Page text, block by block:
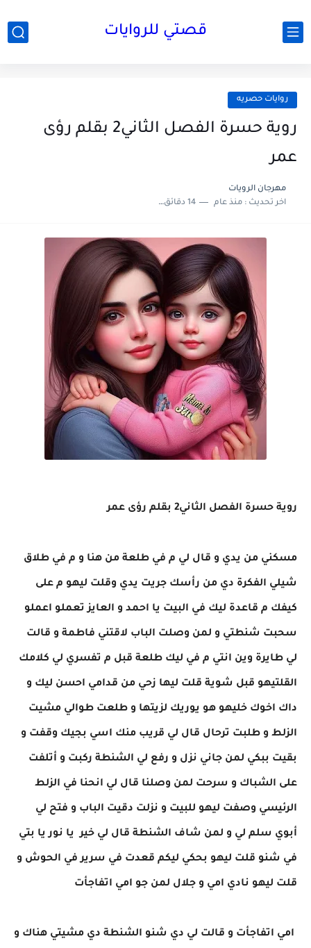
قصتي للروايات
روايات حصريه
روية حسرة الفصل الثاني2 بقلم رؤى
عمر
مهرجان الرويات
اخر تحديث :منذ عام 14 دقائق للقراءة
روية حسرة الفصل الثاني2 بقلم رؤى عمر
مسكني من يدي و قال لي م في طلعة من هنا و م في طلاق
شيلي الفكرة دي من رأسك جريت يدي وقلت ليهو م على
كيفك م قاعدة ليك في البيت يا احمد و العايز تعملو اعملو
سحبت شنطتي و لمن وصلت الباب لاقتني فاطمة و قالت
لي طايرة وين انتي م في ليك طلعة قبل م تفسري لي كلامك
القلتيهو قبل شوية قلت ليها زحي من قدامي احسن ليك و
داك اخوك خليهو هو يوريك لزيتها و طلعت طوالي مشيت
الزلط و طلبت ترحال قال لي قريب منك اسي بجيك وقفت و
بقيت ببكي لمن جاني نزل و رفع لي الشنطة ركبت و أتلفت
على الشباك و سرحت لمن وصلنا قال لي انحنا في الزلط
الرئيسي وصفت ليهو للبيت و نزلت دقيت الباب و فتح لي
أبوي سلم لي و لمن شاف الشنطة قال لي خير يا نور يا بتي
في شنو قلت ليهو بحكي ليكم قعدت في سرير في الحوش و
قلت ليهو نادي امي و جلال لمن جو امي اتفاجأت ​‏​​‏​​‏​​‏​​‏​​‏​​‏​​​​‏​​‏​​‏​​‏​​‏​​‏​​‏​​‏​​‏​​‏​​‏​​‏​​‏​​‏​​‏​​‏​​ ‏​​‏​​‏​​‏​​‏​​‏​​‏​​‏​​‏​​‏​​‏​​‏​​‏​​‏​​‏​​‏​​‏​ ​‏​​‏​​‏​​‏​​‏​​‏​​‏​​‏​​‏​​‏​​‏​​‏​​‏​​‏​​‏​​‏​​‏ ​​‏​​‏​​‏​​‏​​‏​​‏​​‏​​‏​​‏​​‏​​‏​​‏​​‏​​‏​​‏​​‏​​ ‏​​‏​​‏​​‏​​‏​​‏​​ ​​‏​​‏​​‏​​‏​​‏​​‏​​‏​​‏​​‏​​‏​​‏​​‏​​‏​​‏​​‏​​‏​​ ‏​​‏​​‏​​‏​​‏​​‏​​‏​​‏​​‏​​‏​​‏​​‏​​‏​​‏​​‏​​‏​​‏​ ​‏​​‏​​‏​​‏​​‏​​‏​​‏​​‏​​‏​​‏​​‏​​‏​​‏​​‏​​‏​​‏​​‏ ​​‏​​‏​​‏​​‏​​‏​​‏​​‏​​‏​​‏​​‏​​‏​​‏​​‏​​‏​​‏​​‏​​ ‏​​‏​​‏​​‏​​‏​​‏​​ ​​‏​​‏​​‏​​‏​​‏​​‏​​‏​​‏​​‏​​‏​​‏​​‏​​‏​​‏​​‏​​‏​​ ‏​​‏​​‏​​‏​​‏​​‏​​‏​​‏​​‏​​‏​​‏​​‏​​‏​​‏​​‏​​‏​​‏​ ​‏​​‏​​‏​​‏​​‏​​‏​​‏​​‏​​‏​​‏​​‏​​‏​​‏​​‏​​‏​​‏​​‏ ​​‏​​‏​​‏​​‏​​‏​​‏​​‏​​‏​​‏​​‏​‏​​‏​​‏​​‏​​‏​​
‏​​‏​​‏​​‏​​‏​​‏​​‏​​‏​​‏​​‏​​‏امي اتفاجأت و قالت لي دي شنو الشنطة دي مشيتي هناك و